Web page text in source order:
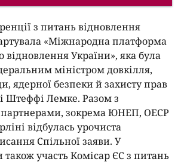
з питань відновлення
«Міжнародна платформа
відновлення України», яка була
міністром довкілля,
ядерної безпеки й захисту прав
Штеффі Лемке. Разом з
зокрема ЮНЕП, ОЕСР
відбулась урочиста
Спільної заяви. У
також участь Комісар ЄС з питань